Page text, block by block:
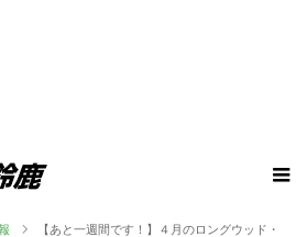
【あと一週間です！】４月のロングウッド・